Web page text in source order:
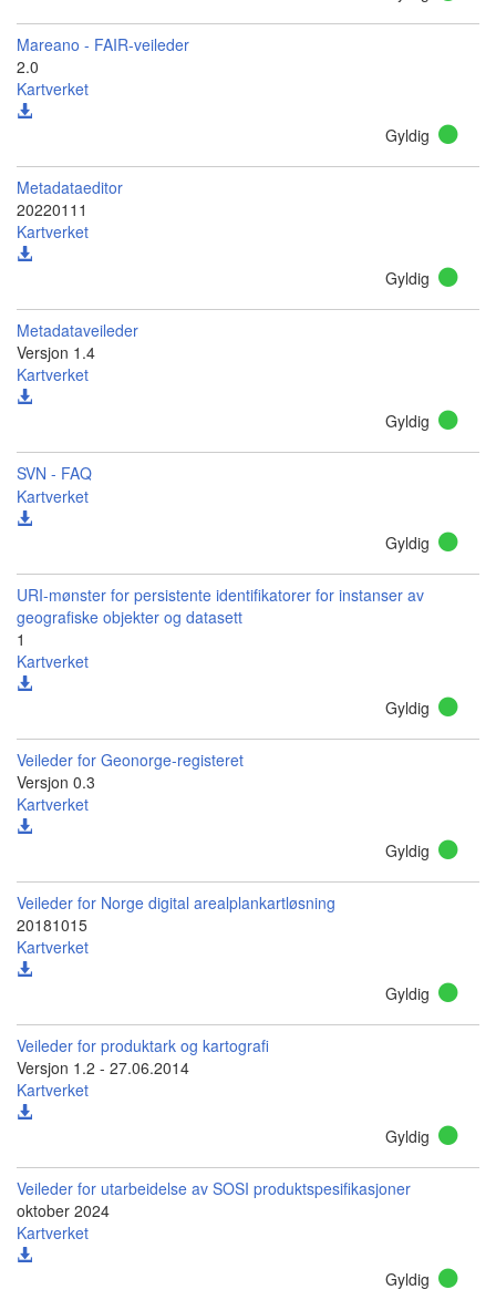
Mareano - FAIR-veileder
2.0
Kartverket
Gyldig
Metadataeditor
20220111
Kartverket
Gyldig
Metadataveileder
Versjon 1.4
Kartverket
Gyldig
SVN - FAQ
Kartverket
Gyldig
URI-mønster for persistente identifikatorer for instanser av
geografiske objekter og datasett
1
Kartverket
Gyldig
Veileder for Geonorge-registeret
Versjon 0.3
Kartverket
Gyldig
Veileder for Norge digital arealplankartløsning
20181015
Kartverket
Gyldig
Veileder for produktark og kartografi
Versjon 1.2 - 27.06.2014
Kartverket
Gyldig
Veileder for utarbeidelse av SOSI produktspesifikasjoner
oktober 2024
Kartverket
Gyldig